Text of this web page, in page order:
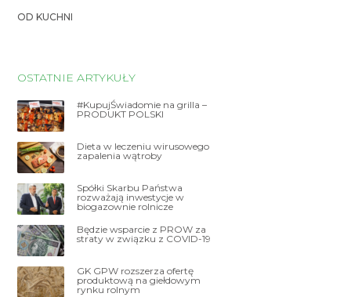
OD KUCHNI
OSTATNIE ARTYKUŁY
#KupujŚwiadomie na grilla –
PRODUKT POLSKI
Dieta w leczeniu wirusowego
zapalenia wątroby
Spółki Skarbu Państwa
rozważają inwestycje w
biogazownie rolnicze
Będzie wsparcie z PROW za
straty w związku z COVID-19
GK GPW rozszerza ofertę
produktową na giełdowym
rynku rolnym